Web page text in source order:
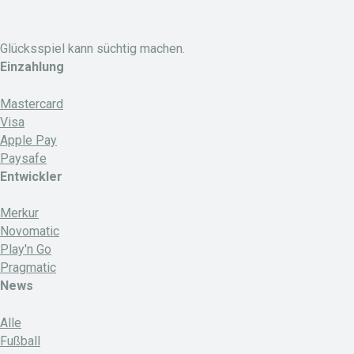
Glücksspiel kann süchtig machen.
Einzahlung
Mastercard
Visa
Apple Pay
Paysafe
Entwickler
Merkur
Novomatic
Play'n Go
Pragmatic
News
Alle
Fußball